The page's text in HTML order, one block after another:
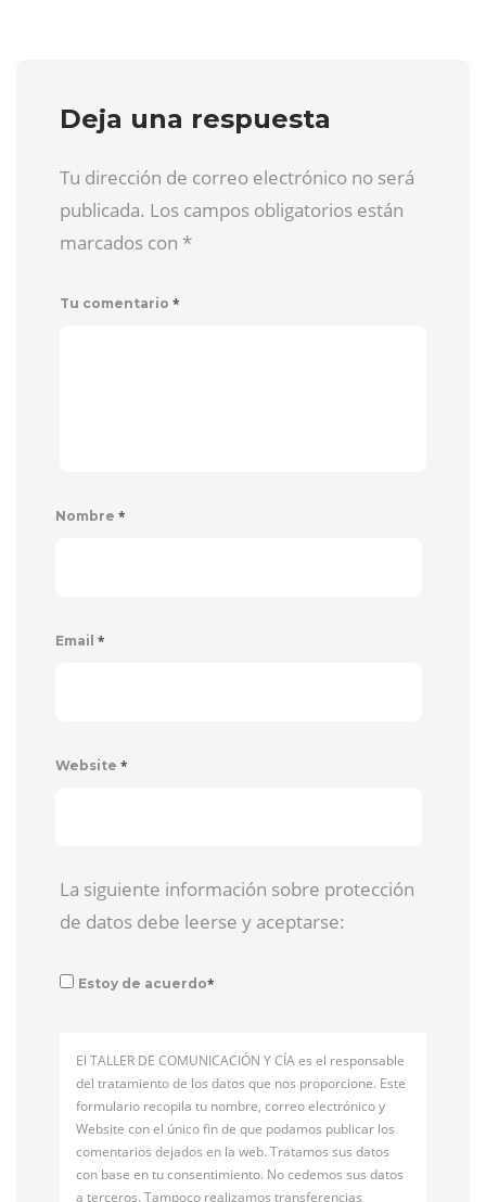
Deja una respuesta
Tu dirección de correo electrónico no será
publicada. Los campos obligatorios están
marcados con *
Tu comentario *
Nombre *
Email *
Website *
La siguiente información sobre protección
de datos debe leerse y aceptarse:
Estoy de acuerdo*
El TALLER DE COMUNICACIÓN Y CÍA es el responsable
del tratamiento de los datos que nos proporcione. Este
formulario recopila tu nombre, correo electrónico y
Website con el único fin de que podamos publicar los
comentarios dejados en la web. Tratamos sus datos
con base en tu consentimiento. No cedemos sus datos
a terceros. Tampoco realizamos transferencias